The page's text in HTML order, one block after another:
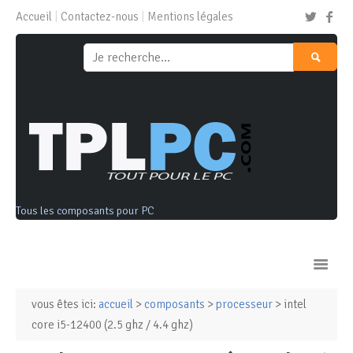
Accueil Contactez-nous Mentions légales
Tous les composants pour PC
Ordinateurs & Tablettes
vous êtes ici: accueil > composants > processeur > intel
core i5-12400 (2.5 ghz / 4.4 ghz)